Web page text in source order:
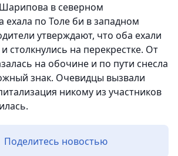
в северном
ехала по Толе би в западном
утверждают, что оба ехали
столкнулись на перекрестке. От
на обочине и по пути снесла
знак. Очевидцы вызвали
никому из участников
Поделитесь новостью